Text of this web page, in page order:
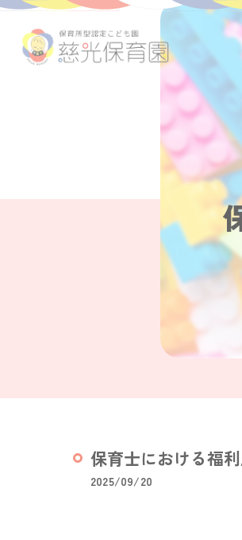
保育士における福
2025/09/20